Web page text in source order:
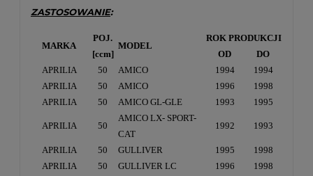
ZASTOSOWANIE:
MARKA
POJ.
[ccm]
MODEL
ROK PRODUKCJI
OD
DO
APRILIA
50 AMICO 1994
1994
APRILIA
50 AMICO 1996
1998
APRILIA
50 AMICO GL-GLE 1993 1995
APRILIA 50
AMICO LX- SPORT-
CAT
1992 1993
APRILIA 50 GULLIVER 1995
1998
APRILIA
50 GULLIVER LC 1996
1998